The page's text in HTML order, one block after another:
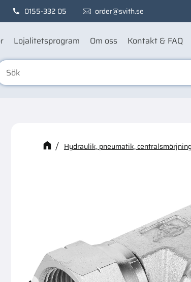
0155-332 05 order@svith.se
Lojalitetsprogram Om oss Kontakt & FAQ
Kanske någon av
Hydraulik, pneumatik, centralsmörjning